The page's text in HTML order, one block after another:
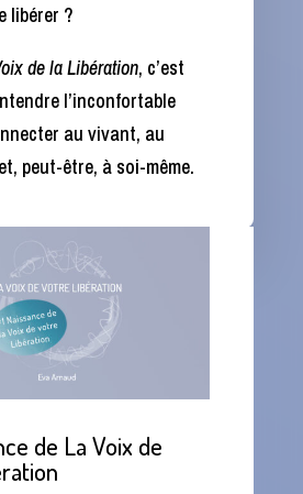
libérer ?
de la Libération, c’est
l’inconfortable
au vivant, au
peut-être, à soi-même.
de La Voix de